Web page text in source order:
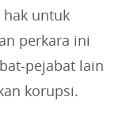
untuk
perkara ini
pejabat lain
korupsi.